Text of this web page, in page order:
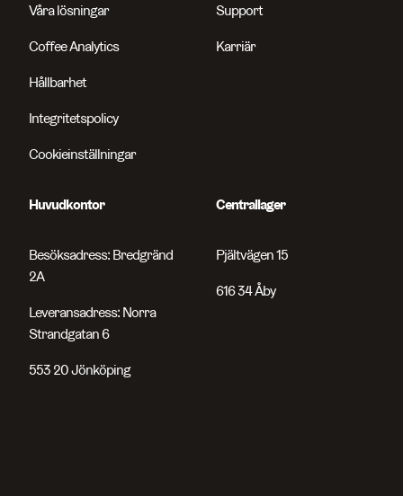
Våra lösningar
Coffee Analytics
Hållbarhet
Integritetspolicy
Cookieinställningar
Support
Karriär
Huvudkontor
Besöksadress: Bredgränd
2A
Leveransadress: Norra
Strandgatan 6
553 20 Jönköping
Centrallager
Pjältvägen 15
616 34 Åby